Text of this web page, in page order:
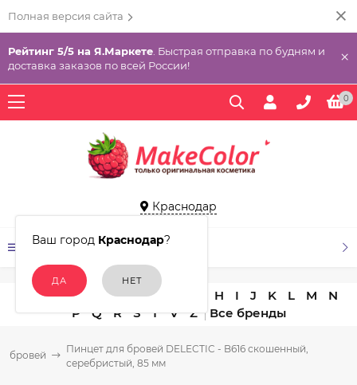
Полная версия сайта
Рейтинг 5/5 на Я.Маркете . Быстрая отправка по будням и
доставка заказов по всей России!
×
0
Краснодар
Ваш город Краснодар?
КАТАЛОГ ТОВАРОВ
A C D E H I J K L M
N
P
Q R S T V Z
бровей
Пинцет для бровей DELECTIC - B616 скошенный,
серебристый, 85 мм